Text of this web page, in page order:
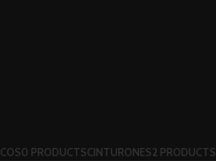
0 PRODUCTSCINTURONES2 PRODUCTS